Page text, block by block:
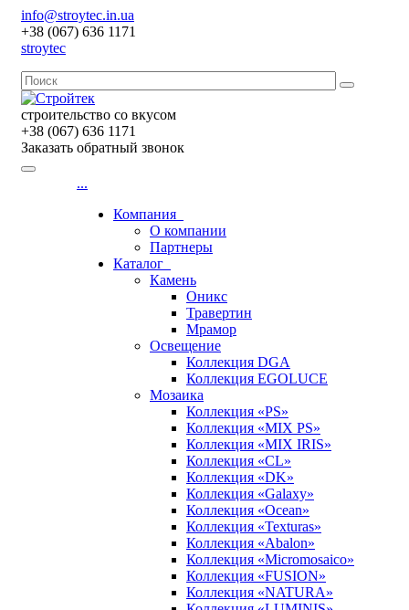
info@stroytec.in.ua
+38 (067) 636 1171
stroytec
строительство со вкусом
+38 (067) 636 1171
Заказать обратный звонок
...
Компания
О компании
Партнеры
Каталог
Камень
Оникс
Травертин
Мрамор
Освещение
Коллекция DGA
Коллекция EGOLUCE
Мозаика
Коллекция «PS»
Коллекция «MIX PS»
Коллекция «MIX IRIS»
Коллекция «CL»
Коллекция «DK»
Коллекция «Galaxy»
Коллекция «Ocean»
Коллекция «Texturas»
Коллекция «Abalon»
Коллекция «Micromosaico»
Коллекция «FUSION»
Коллекция «NATURA»